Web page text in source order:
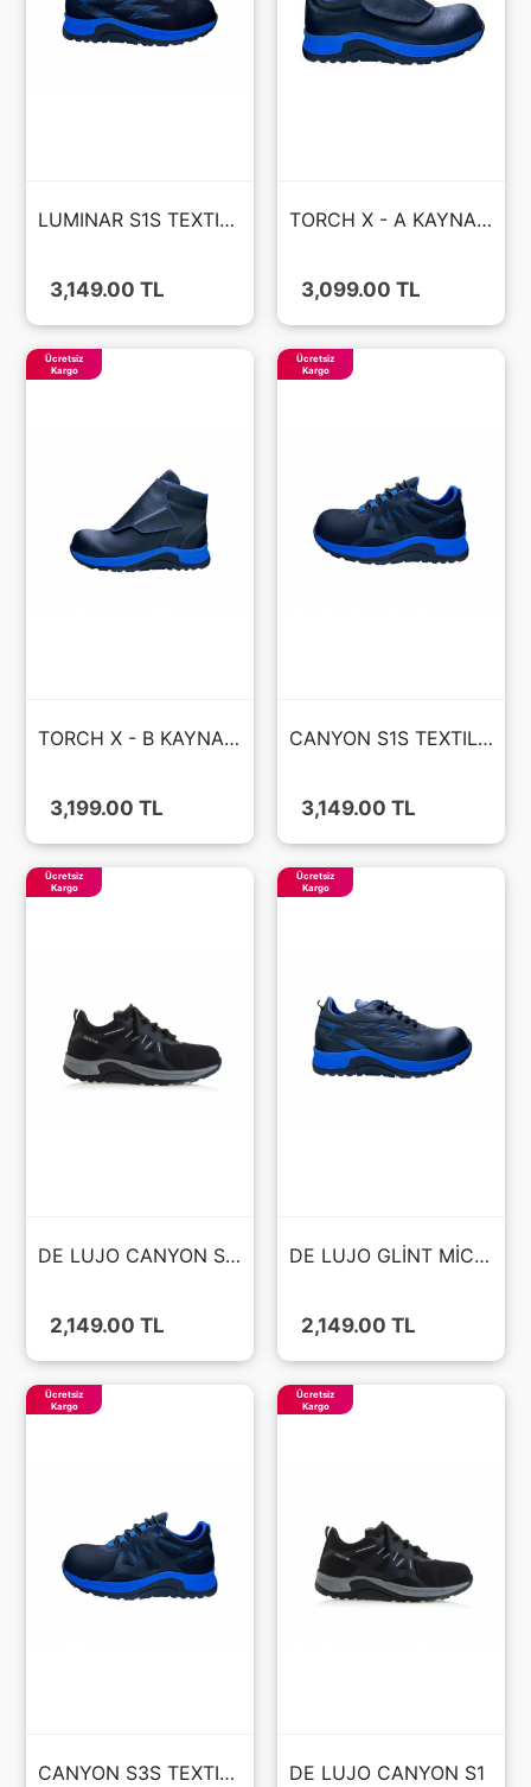
LUMINAR S1S TEXTILE AİR FİLE FIBERGLASS BURUN KAT - HRO - AYAKKABI
3,149.00 TL
TORCH X - A KAYNAKÇI S3S MİCROFIBER DERİ FIBERGLASS BURU KAT - HRO - AYAKKABI
3,099.00 TL
TORCH X - B KAYNAKÇI S3S MİCROFIBER DERİ FIBERGLASS BURU KAT - HRO - BOT
Ücretsiz
Kargo
3,199.00 TL
CANYON S1S TEXTILE AİR FİLE FIBERGLASS BURUN KAT - HRO - AYAKKABI
Ücretsiz
Kargo
3,149.00 TL
DE LUJO CANYON S1S
Ücretsiz
Kargo
2,149.00 TL
DE LUJO GLİNT MİCROFİBER S3S
Ücretsiz
Kargo
2,149.00 TL
CANYON S3S TEXTILE AİR FİLE FIBERGLASS BURUN KAT - HRO - WR AYAKKABI
Ücretsiz
Kargo
DE LUJO CANYON S1
Ücretsiz
Kargo